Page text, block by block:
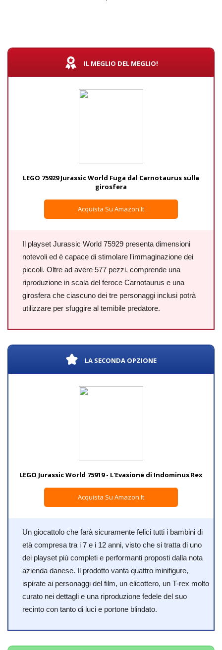
IL MEGLIO DEL MEGLIO!
LEGO 75929 Jurassic World Fuga dal Carnotaurus sulla
girosfera
Acquista Su Amazon.it
Il playset Jurassic World 75929 presenta dimensioni
notevoli ed è capace di stimolare l'immaginazione dei
piccoli. Oltre ad avere 577 pezzi, comprende una
riproduzione in scala del feroce Carnotaurus e una
girosfera che ciascuno dei tre personaggi inclusi potrà
utilizzare per sfuggire al temibile predatore.
LA SECONDA OPZIONE
LEGO Jurassic World 75919 - L'Evasione di Indominus Rex
Acquista Su Amazon.it
Un giocattolo che farà sicuramente felici tutti i bambini di
età compresa tra i 7 e i 12 anni, visto che si tratta di uno
dei playset più completi e performanti proposti dalla nota
azienda danese. Il prodotto vanta quattro minifigure,
ispirate ai personaggi del film, un elicottero, un T-rex molto
curato nei dettagli e una riproduzione fedele del suo
recinto con tanto di luci e portone blindato.